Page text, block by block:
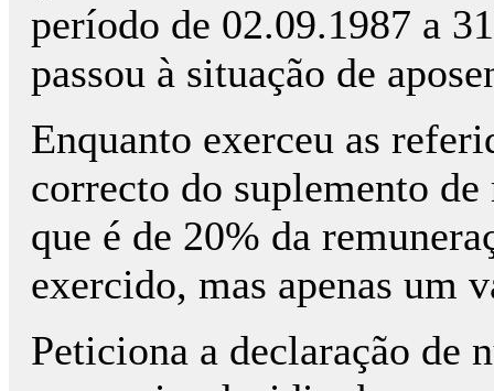
período de 02.09.1987 a
passou à situação de
Enquanto exerceu as
correcto do suplemento
que é de 20% da
exercido, mas apenas
Peticiona a declaração de